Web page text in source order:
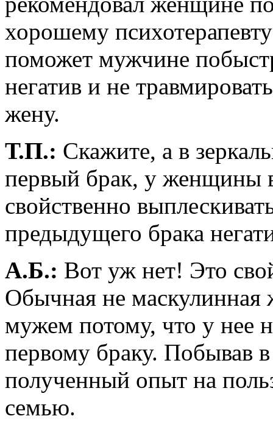
хорошему
поможет мужчине
негатив и не
жену.
Т.П.: Скажите, а в
первый брак, у женщины
свойственно
предыдущего брака
А.Б.: Вот уж нет! Это
Обычная не маскулинная
мужем потому, что у нее
первому браку. Побывав
полученный опыт на
семью.